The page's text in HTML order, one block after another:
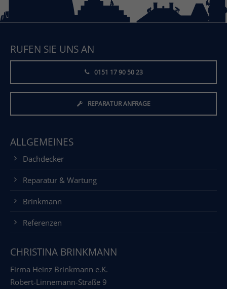
RUFEN SIE UNS AN
0151 17 90 50 23
REPARATUR ANFRAGE
ALLGEMEINES
Dachdecker
Reparatur & Wartung
Brinkmann
Referenzen
CHRISTINA BRINKMANN
Firma Heinz Brinkmann e.K.
Robert-Linnemann-Straße 9